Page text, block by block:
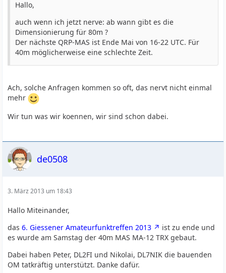
Hallo,
auch wenn ich jetzt nerve: ab wann gibt es die
Dimensionierung für 80m ?
Der nächste QRP-MAS ist Ende Mai von 16-22 UTC. Für
40m möglicherweise eine schlechte Zeit.
Ach, solche Anfragen kommen so oft, das nervt nicht einmal
mehr
Wir tun was wir koennen, wir sind schon dabei.
de0508
3. März 2013 um 18:43
Hallo Miteinander,
das6. Giessener Amateurfunktreffen 2013
ist zu ende und
es wurde am Samstag der 40m MAS MA-12 TRX gebaut.
Dabei haben Peter, DL2FI und Nikolai, DL7NIK die bauenden
OM tatkräftig unterstützt. Danke dafür.